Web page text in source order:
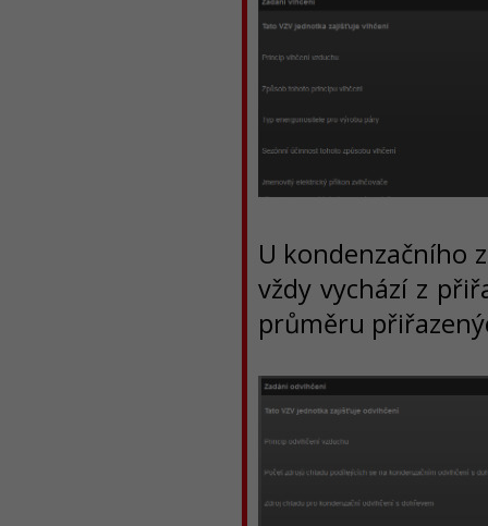
U kondenzačního
vždy vychází z
průměru